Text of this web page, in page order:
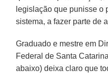
legislação que punisse o
sistema, a fazer parte de
Graduado e mestre em
Federal de Santa
abaixo) deixa claro que